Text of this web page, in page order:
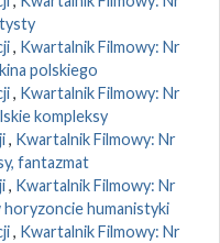
, Kwartalnik Filmowy: Nr
polskiego
, Kwartalnik Filmowy: Nr
kompleksy
, Kwartalnik Filmowy: Nr
fantazmat
, Kwartalnik Filmowy: Nr
horyzoncie humanistyki
, Kwartalnik Filmowy: Nr